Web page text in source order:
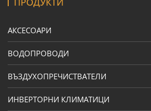
АКСЕСОАРИ
ВОДОПРОВОДИ
ВЪЗДУХОПРЕЧИСТВАТЕЛИ
ИНВЕРТОРНИ КЛИМАТИЦИ